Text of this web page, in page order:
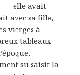
elle avait
avec sa fille,
vierges à
tableaux
su saisir la